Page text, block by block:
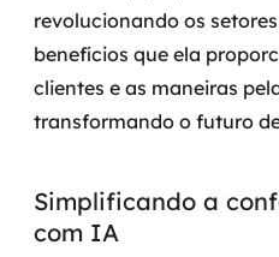
Modernização tecnológica
Arquitetura de soluções
Transformação digital
revolucionando os
benefícios que ela
clientes e as maneiras
transformando o futuro
Simplificando a
com IA